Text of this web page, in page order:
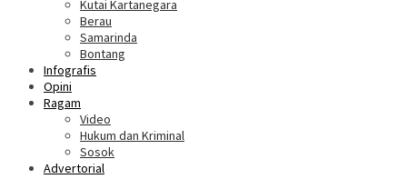
Kutai Kartanegara
Berau
Samarinda
Bontang
Infografis
Opini
Ragam
Video
Hukum dan Kriminal
Sosok
Advertorial